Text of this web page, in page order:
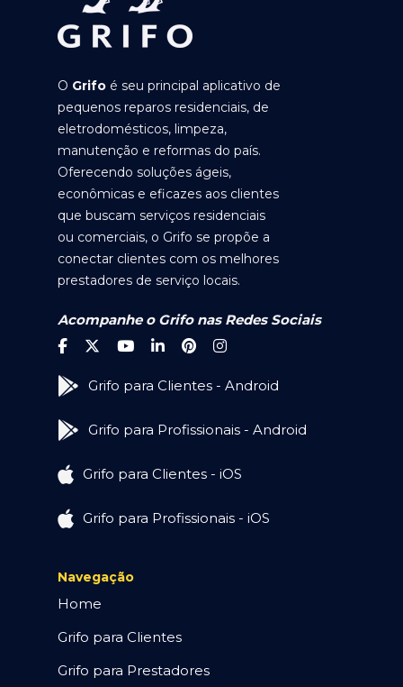
O Grifo é seu principal aplicativo de
pequenos reparos residenciais, de
eletrodomésticos, limpeza,
manutenção e reformas do país.
Oferecendo soluções ágeis,
econômicas e eficazes aos clientes
que buscam serviços residenciais
ou comerciais, o Grifo se propõe a
conectar clientes com os melhores
prestadores de serviço locais.
Acompanhe o Grifo nas Redes Sociais
Grifo para Clientes - Android
Grifo para Profissionais - Android
Grifo para Clientes - iOS
Grifo para Profissionais - iOS
Navegação
Home
Grifo para Clientes
Grifo para Prestadores